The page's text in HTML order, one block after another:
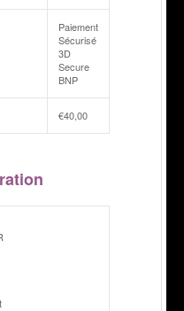
Paiement
Sécurisé
3D
Secure
BNP
€40,00